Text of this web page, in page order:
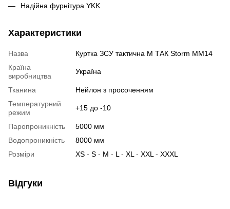
Надійна фурнітура YKK
Характеристики
Назва
Куртка ЗСУ тактична М ТАК Storm MM14
Країна
виробництва
Україна
Тканина
Нейлон з просоченням
Температурний
режим
+15 до -10
Паропроникність
5000 мм
Водопроникність
8000 мм
Розміри
XS - S - M - L - XL - XXL - XXXL
Відгуки